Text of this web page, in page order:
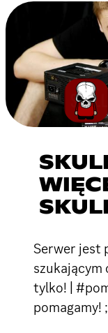
Serwer jest
tylko! |
pomagamy!